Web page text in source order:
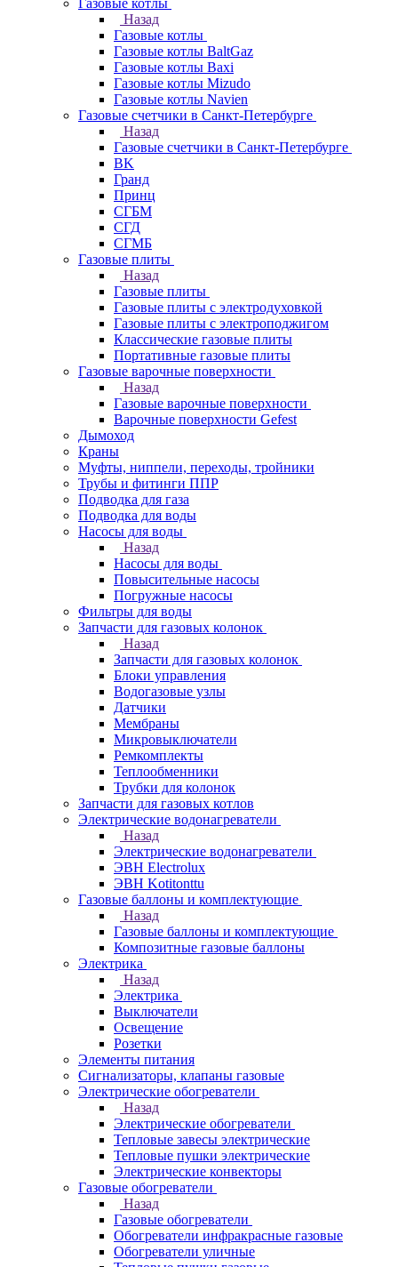
Газовые котлы
Назад
Газовые котлы
Газовые котлы BaltGaz
Газовые котлы Baxi
Газовые котлы Mizudo
Газовые котлы Navien
Газовые счетчики в Санкт-Петербурге
Назад
Газовые счетчики в Санкт-Петербурге
BK
Гранд
Принц
СГБМ
СГД
СГМБ
Газовые плиты
Назад
Газовые плиты
Газовые плиты с электродуховкой
Газовые плиты с электроподжигом
Классические газовые плиты
Портативные газовые плиты
Газовые варочные поверхности
Назад
Газовые варочные поверхности
Варочные поверхности Gefest
Дымоход
Краны
Муфты, ниппели, переходы, тройники
Трубы и фитинги ППР
Подводка для газа
Подводка для воды
Насосы для воды
Назад
Насосы для воды
Повысительные насосы
Погружные насосы
Фильтры для воды
Запчасти для газовых колонок
Назад
Запчасти для газовых колонок
Блоки управления
Водогазовые узлы
Датчики
Мембраны
Микровыключатели
Ремкомплекты
Теплообменники
Трубки для колонок
Запчасти для газовых котлов
Электрические водонагреватели
Назад
Электрические водонагреватели
ЭВН Electrolux
ЭВН Kotitonttu
Газовые баллоны и комплектующие
Назад
Газовые баллоны и комплектующие
Композитные газовые баллоны
Электрика
Назад
Электрика
Выключатели
Освещение
Розетки
Элементы питания
Сигнализаторы, клапаны газовые
Электрические обогреватели
Назад
Электрические обогреватели
Тепловые завесы электрические
Тепловые пушки электрические
Электрические конвекторы
Газовые обогреватели
Назад
Газовые обогреватели
Обогреватели инфракрасные газовые
Обогреватели уличные